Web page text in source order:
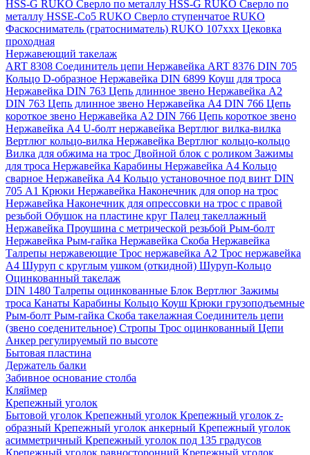
HSS-G RUKO Сверло по металлу HSS-G RUKO Сверло по
металлу HSSE-Co5 RUKO Сверло ступенчатое RUKO
Фаскосниматель (гратосниматель) RUKO 107xxx Цековка
проходная
Нержавеющий такелаж
ART 8308 Соединитель цепи Нержавейка ART 8376 DIN 705
Кольцо D-образное Нержавейка DIN 6899 Коуш для троса
Нержавейка DIN 763 Цепь длинное звено Нержавейка A2
DIN 763 Цепь длинное звено Нержавейка A4 DIN 766 Цепь
короткое звено Нержавейка A2 DIN 766 Цепь короткое звено
Нержавейка А4 U-болт нержавейка Вертлюг вилка-вилка
Вертлюг кольцо-вилка Нержавейка Вертлюг кольцо-кольцо
Вилка для обжима на трос Двойной блок с роликом Зажимы
для троса Нержавейка Карабины Нержавейка А4 Кольцо
сварное Нержавейка A4 Кольцо установочное под винт DIN
705 А1 Крюки Нержавейка Наконечник для опор на трос
Нержавейка Наконечник для опрессовки на трос с правой
резьбой Обушок на пластине круг Палец такеллажный
Нержавейка Проушина с метрической резьбой Рым-болт
Нержавейка Рым-гайка Нержавейка Скоба Нержавейка
Талрепы нержавеющие Трос нержавейка А2 Трос нержавейка
А4 Шуруп с круглым ушком (откидной) Шуруп-Кольцо
Оцинкованный такелаж
DIN 1480 Талрепы оцинкованные Блок Вертлюг Зажимы
троса Канаты Карабины Кольцо Коуш Крюки грузоподъемные
Рым-болт Рым-гайка Скоба такелажная Соединитель цепи
(звено соеденительное) Стропы Трос оцинкованный Цепи
Анкер регулируемый по высоте
Бытовая пластина
Держатель балки
Забивное основание столба
Кляймер
Крепежный уголок
Бытовой уголок Крепежный уголок Крепежный уголок z-
образный Крепежный уголок анкерный Крепежный уголок
асимметричный Крепежный уголок под 135 градусов
Крепежный уголок равносторонний Крепежный уголок